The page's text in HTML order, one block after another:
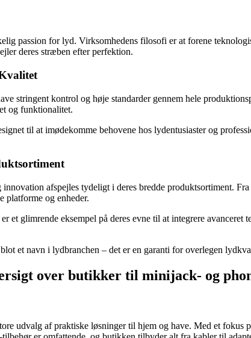
passion for lyd. Virksomhedens filosofi er at forene
deres stræben efter perfektion.
stringent kontrol og høje standarder gennem hele
og funktionalitet.
til at imødekomme behovene hos lydentusiaster og
afspejles tydeligt i deres bredde produktsortiment.
platforme og enheder.
et glimrende eksempel på deres evne til at integrere
et navn i lydbranchen – det er en garanti for overlegen
over butikker til minijack- og
udvalg af praktiske løsninger til hjem og have. Med et